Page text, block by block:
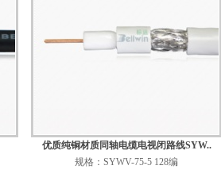
优质纯铜材质同轴电缆电视闭路线SYW..
规格：SYWV-75-5 128编